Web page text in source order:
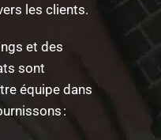
les clients.
et des
sont
équipe dans
: